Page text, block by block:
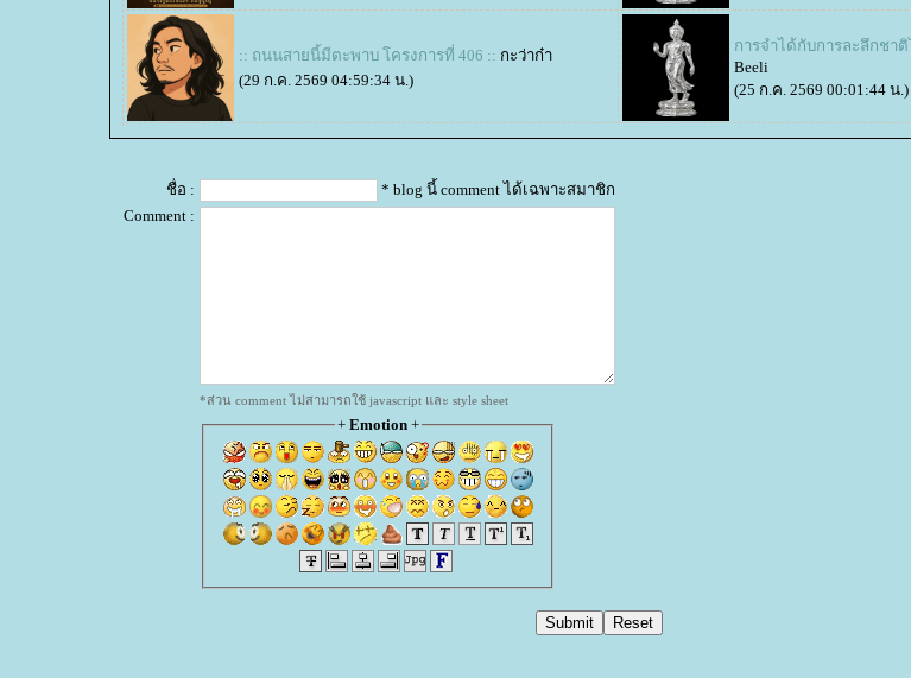
:: ถนนสายนี้มีตะพาบ โครงการที่ 406 :: กะว่าก๋า
(29 ก.ค. 2569 04:59:34 น.)
การจำได้กับการละลึกชา
Beeli
(25 ก.ค. 2569 00:01:44 น.)
ชื่อ :
* blog นี้ comment ได้เฉพาะสมาชิก
Comment :
*ส่วน comment ไม่สามารถใช้ javascript และ style sheet
+ Emotion+